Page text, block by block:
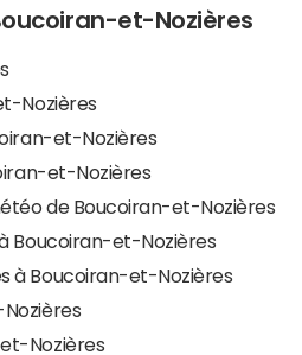
et-Nozières
Nozières
et-Nozières
et-Nozières
de Boucoiran-et-Nozières
Boucoiran-et-Nozières
à Boucoiran-et-Nozières
Nozières